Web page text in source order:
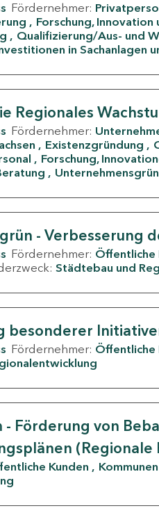
Fördernehmer:
Forschung, Innovation
Qualifizierung/Aus- und
in Sachanlagen
Regionales
Fördernehmer:
Existenzgründung
Forschung,
- Verbesserung
Fördernehmer: Öffentliche
Städtebau und
besonderer
Fördernehmer: Öffentliche
- Förderung von
Kunden Kommunen